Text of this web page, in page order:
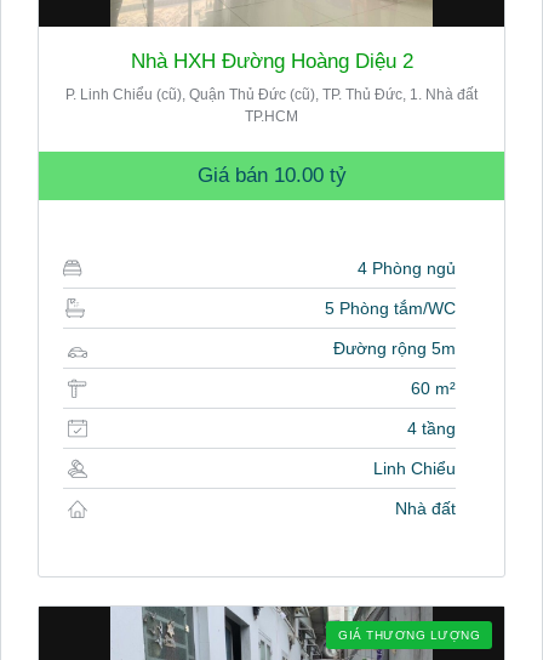
Nhà HXH Đường Hoàng Diệu 2
P. Linh Chiểu (cũ), Quận Thủ Đức (cũ), TP. Thủ Đức, 1. Nhà đất
TP.HCM
Giá bán 10.00 tỷ
4 Phòng ngủ
5 Phòng tắm/WC
Đường rộng 5m
60 m²
4 tầng
Linh Chiểu
Nhà đất
GIÁ THƯƠNG LƯỢNG